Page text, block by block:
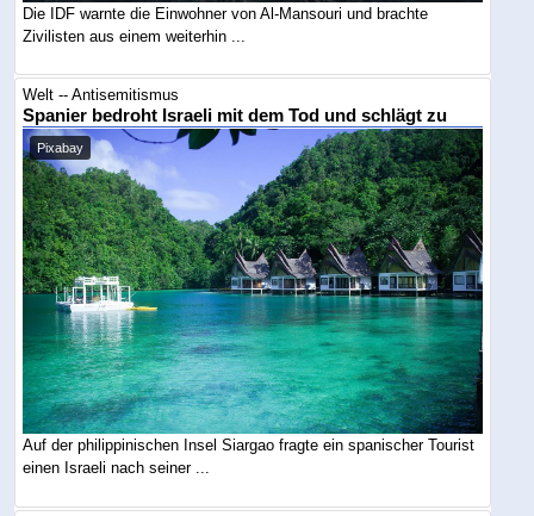
Die IDF warnte die Einwohner von Al-Mansouri und brachte
Zivilisten aus einem weiterhin ...
Welt -- Antisemitismus
Spanier bedroht Israeli mit dem Tod und schlägt zu
Pixabay
Auf der philippinischen Insel Siargao fragte ein spanischer Tourist
einen Israeli nach seiner ...